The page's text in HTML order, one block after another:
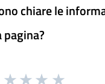
chiare le
pagina?